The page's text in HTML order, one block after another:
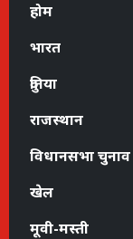
होम
भारत
दुनिया
राजस्थान
विधानसभा चुनाव
खेल
मूवी-मस्ती